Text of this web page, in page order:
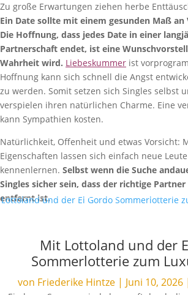
Zu große Erwartungen ziehen herbe
Ein Date sollte mit einem gesunden Maß an
Die Hoffnung, dass jedes Date in einer
Partnerschaft endet, ist eine
Wahrheit wird. Liebeskummer ist
Hoffnung kann sich schnell die Angst
zu werden. Somit setzen sich Singles selbst
verspielen ihren natürlichen Charme. Eine
kann Sympathien kosten.
Natürlichkeit, Offenheit und etwas Vorsicht:
Eigenschaften lassen sich einfach neue
kennenlernen. Selbst wenn die Suche
Singles sicher sein, dass der richtige
entfernt ist.
Mit Lottoland und der
Sommerlotterie zum
von Friederike Hintze| Juni 10, 2026|